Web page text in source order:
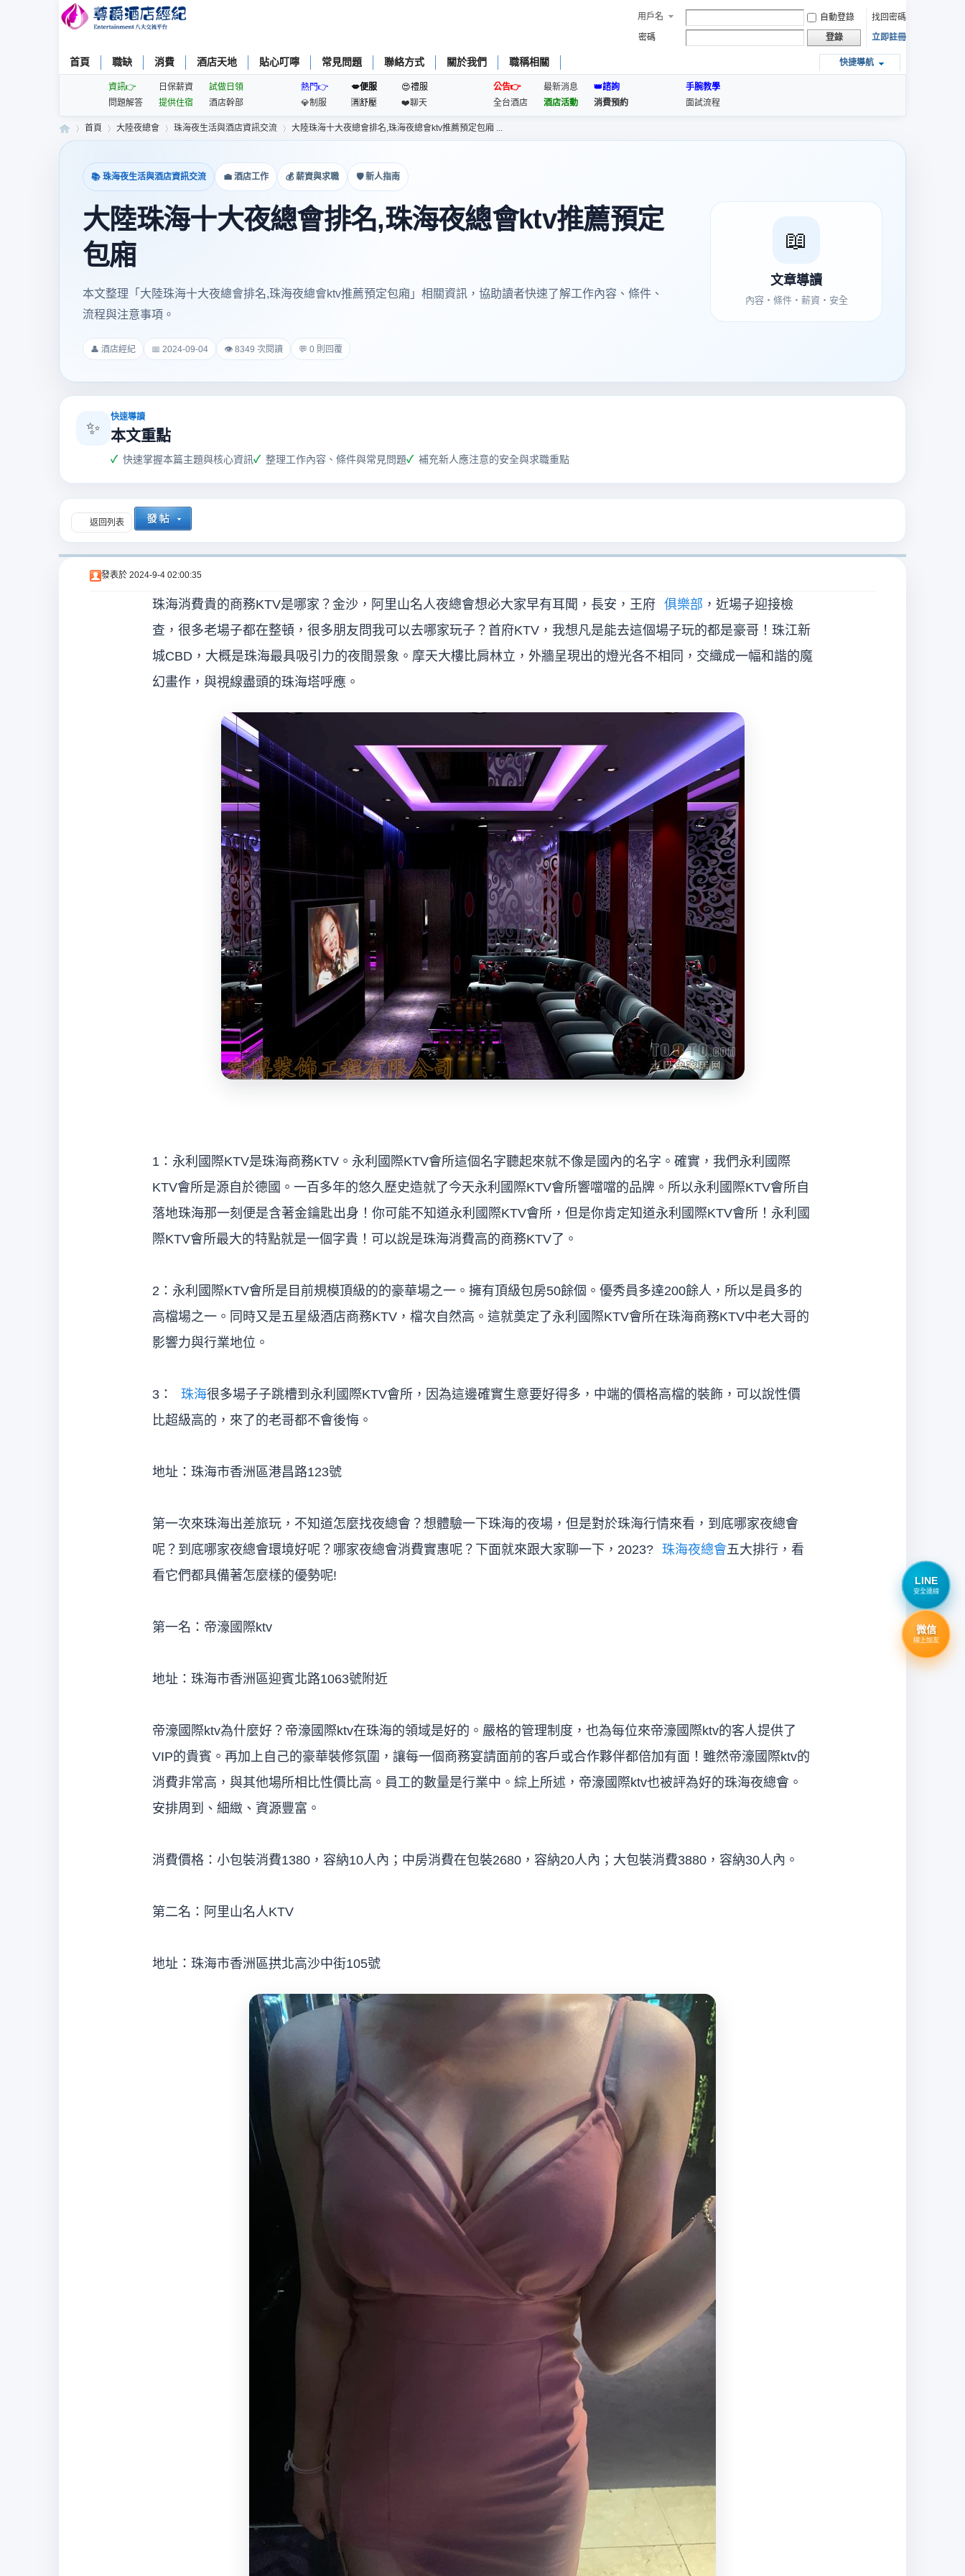
用戶名 自動登錄
找回密碼
密碼
登錄 立即註冊
快捷導航
首頁 職缺 消費 酒店天地 貼心叮嚀 常見問題 聯絡方式 關於我們 職稱相關
資訊👉 日保薪資
試做日領
問題解答
提供住宿 酒店幹部
熱門👉 💋便服
😍禮服
💎制服
🈵️舒壓 ❤️聊天
公告👉 最新消息
👑諮詢
全台酒店
酒店活動 消費預約
手腕教學
面試流程
酒
首頁
›
大陸夜總會
›
珠海夜生活與酒店資訊交流 大陸珠海十大夜總會排名,珠海夜總會ktv推薦預定包廂 ...
📚 珠海夜生活與酒店資訊交流 💼 酒店工作 💰 薪資與求職 🛡 新人指南
大陸珠海十大夜總會排名,珠海夜總會ktv推薦預定
包廂
本文整理「大陸珠海十大夜總會排名,珠海夜總會ktv推薦預定包廂」相關資訊，協助讀者快速了解工作內容、條件、
流程與注意事項。
👤 酒店經紀 📅 2024-09-04 👁 8349 次閱讀 💬 0 則回覆
📖
文章導讀
內容・條件・薪資・安全
✨
快速導讀
本文重點
快速掌握本篇主題與核心資訊 整理工作內容、條件與常見問題 補充新人應注意的安全與求職重點
返回列表
發表於 2024-9-4 02:00:35
珠海消費貴的商務KTV是哪家？金沙，阿里山名人夜總會想必大家早有耳聞，長安，王府 俱樂部 ，近場子迎接檢
查，很多老場子都在整頓，很多朋友問我可以去哪家玩子？首府KTV，我想凡是能去這個場子玩的都是豪哥！珠江新
城CBD，大概是珠海最具吸引力的夜間景象。摩天大樓比肩林立，外牆呈現出的燈光各不相同，交織成一幅和諧的魔
幻畫作，與視線盡頭的珠海塔呼應。
1：永利國際KTV是珠海商務KTV。永利國際KTV會所這個名字聽起來就不像是國內的名字。確實，我們永利國際
KTV會所是源自於德國。一百多年的悠久歷史造就了今天永利國際KTV會所響噹噹的品牌。所以永利國際KTV會所自
落地珠海那一刻便是含著金鑰匙出身！你可能不知道永利國際KTV會所，但是你肯定知道永利國際KTV會所！永利國
際KTV會所最大的特點就是一個字貴！可以說是珠海消費高的商務KTV了。
2：永利國際KTV會所是目前規模頂級的的豪華場之一。擁有頂級包房50餘個。優秀員多達200餘人，所以是員多的
高檔場之一。同時又是五星級酒店商務KTV，檔次自然高。這就奠定了永利國際KTV會所在珠海商務KTV中老大哥的
影響力與行業地位。
3： 珠海很多場子子跳槽到永利國際KTV會所，因為這邊確實生意要好得多，中端的價格高檔的裝飾，可以說性價
比超級高的，來了的老哥都不會後悔。
地址：珠海市香洲區港昌路123號
第一次來珠海出差旅玩，不知道怎麼找夜總會？想體驗一下珠海的夜場，但是對於珠海行情來看，到底哪家夜總會
呢？到底哪家夜總會環境好呢？哪家夜總會消費實惠呢？下面就來跟大家聊一下，2023? 珠海夜總會五大排行，看
看它們都具備著怎麼樣的優勢呢!
第一名：帝濠國際ktv
地址：珠海市香洲區迎賓北路1063號附近
帝濠國際ktv為什麼好？帝濠國際ktv在珠海的領域是好的。嚴格的管理制度，也為每位來帝濠國際ktv的客人提供了
VIP的貴賓。再加上自己的豪華裝修氛圍，讓每一個商務宴請面前的客戶或合作夥伴都倍加有面！雖然帝濠國際ktv的
消費非常高，與其他場所相比性價比高。員工的數量是行業中。綜上所述，帝濠國際ktv也被評為好的珠海夜總會。
安排周到、細緻、資源豐富。
消費價格：小包裝消費1380，容納10人內；中房消費在包裝2680，容納20人內；大包裝消費3880，容納30人內。
第二名：阿里山名人KTV
地址：珠海市香洲區拱北高沙中街105號
LINE
安全連線
微信
線上加友